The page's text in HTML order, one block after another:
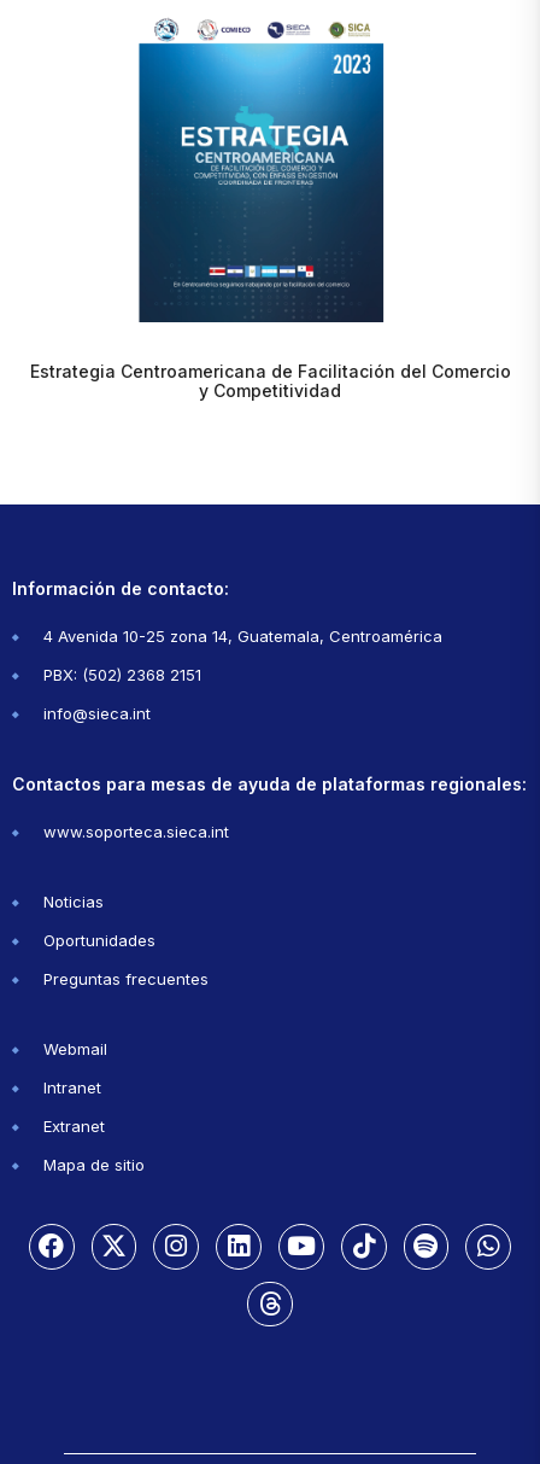
Estrategia Centroamericana de Facilitación del Comercio
y Competitividad
Información de contacto:
4 Avenida 10-25 zona 14, Guatemala, Centroamérica
PBX: (502) 2368 2151
info@sieca.int
Contactos para mesas de ayuda de plataformas regionales:
www.soporteca.sieca.int
Noticias
Oportunidades
Preguntas frecuentes
Webmail
Intranet
Extranet
Mapa de sitio